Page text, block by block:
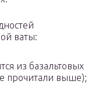
ваты:
из базальтовых
прочитали выше);